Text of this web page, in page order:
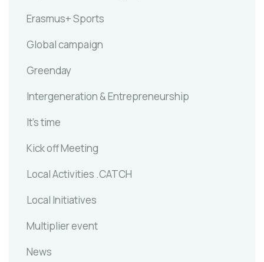
Erasmus+ Sports
Global campaign
Greenday
Intergeneration & Entrepreneurship
It's time
Kick off Meeting
Local Activities .CATCH
Local Initiatives
Multiplier event
News